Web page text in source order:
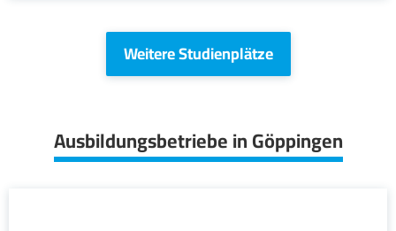
Weitere Studienplätze
Ausbildungsbetriebe in Göppingen